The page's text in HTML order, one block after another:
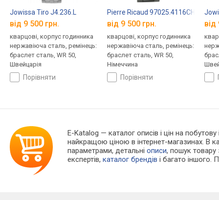
Jowissa Tiro J4.236.L
від 9 500 грн.
кварцові, корпус годинника
нержавіюча сталь, ремінець:
браслет сталь, WR 50,
Швейцарія
порівняти
Pierre Ricaud 97025.4116CH
від 9 500 грн.
кварцові, корпус годинника
нержавіюча сталь, ремінець:
браслет сталь, WR 50,
Німеччина
порівняти
від
E-Katalog — каталог описів і цін на
найкращою ціною в інтернет-магазинах. В
параметрами, детальніописи, пошук
експертів,каталог брендів і багато іншого.